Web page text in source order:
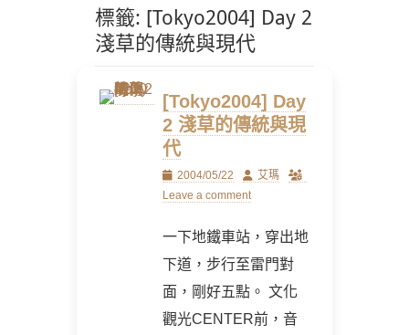
標籤: [Tokyo2004] Day 2
淺草的傳統與現代
[Tokyo2004] Day
2 淺草的傳統與現
代
Posted
on
2004/05/22 Author
艾瑪
Leave a comment
一下地鐵車站，穿出地
下道，步行至雷門對
面，剛好五點。 文化
觀光CENTER前，音